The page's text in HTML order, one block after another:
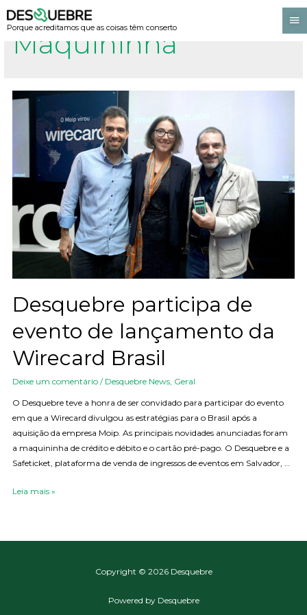
Porque acreditamos que as coisas têm conserto
Maquininha
Desquebre participa de
evento de lançamento da
Wirecard Brasil
Deixe um comentário / Desquebre News, Geral
O Desquebre teve a honra de ser convidado para participar do evento
em que a Wirecard divulgou as estratégias para o Brasil após a
aquisição da empresa Moip. As principais novidades anunciadas foram
a maquininha de crédito e débito e o cartão pré-pago. O Desquebre e a
Safeticket, plataforma de venda de ingressos de eventos em Salvador, …
Leia mais »
Copyright © 2026 Desquebre
Powered by Desquebre